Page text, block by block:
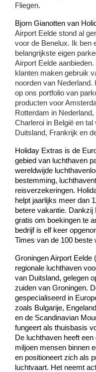
Fliegen.
Bjorn Gianotten van
Airport Eelde stond al
voor de Benelux. Ik ben
belangrijkste eigen
Airport Eelde
klanten maken gebruik
noorden van Nederland.
op ons portfolio van
producten voor
Rotterdam in
Charleroi in België en
Duitsland, Frankrijk en
Holiday Extras is de
gebied van luchthaven
wereldwijde
bestemming,
reisverzekeringen.
helpt jaarlijks meer dan
betere vakantie.
gratis om boekingen te
bedrijf is elf keer
Times van de 100 beste
Groningen Airport Eelde
regionale luchthaven
van Duitsland, gelegen
zuiden van Groningen.
gespecialiseerd in
zoals Bulgarije,
en de Scandinavian
fungeert als thuisbasis
De luchthaven heeft
miljoen mensen binnen
en positioneert zich als
luchtvaart. Het neemt